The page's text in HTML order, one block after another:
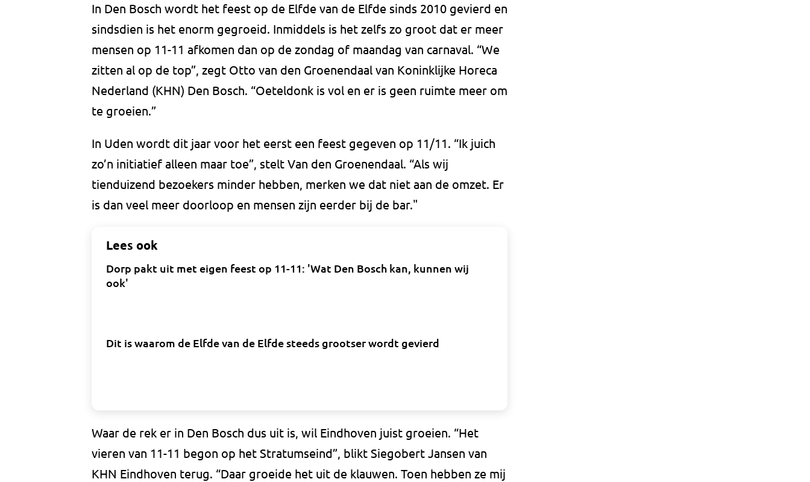
In Den Bosch wordt het feest op de Elfde van de Elfde sinds 2010 gevierd en
sindsdien is het enorm gegroeid. Inmiddels is het zelfs zo groot dat er meer
mensen op 11-11 afkomen dan op de zondag of maandag van carnaval. “We
zitten al op de top”, zegt Otto van den Groenendaal van Koninklijke Horeca
Nederland (KHN) Den Bosch. “Oeteldonk is vol en er is geen ruimte meer om
te groeien.”
In Uden wordt dit jaar voor het eerst een feest gegeven op 11/11. “Ik juich
zo’n initiatief alleen maar toe”, stelt Van den Groenendaal. “Als wij
tienduizend bezoekers minder hebben, merken we dat niet aan de omzet. Er
is dan veel meer doorloop en mensen zijn eerder bij de bar."
Lees ook
Dorp pakt uit met eigen feest op 11-11: 'Wat Den Bosch kan, kunnen wij
ook'
Dit is waarom de Elfde van de Elfde steeds grootser wordt gevierd
Waar de rek er in Den Bosch dus uit is, wil Eindhoven juist groeien. “Het
vieren van 11-11 begon op het Stratumseind”, blikt Siegobert Jansen van
KHN Eindhoven terug. “Daar groeide het uit de klauwen. Toen hebben ze mij